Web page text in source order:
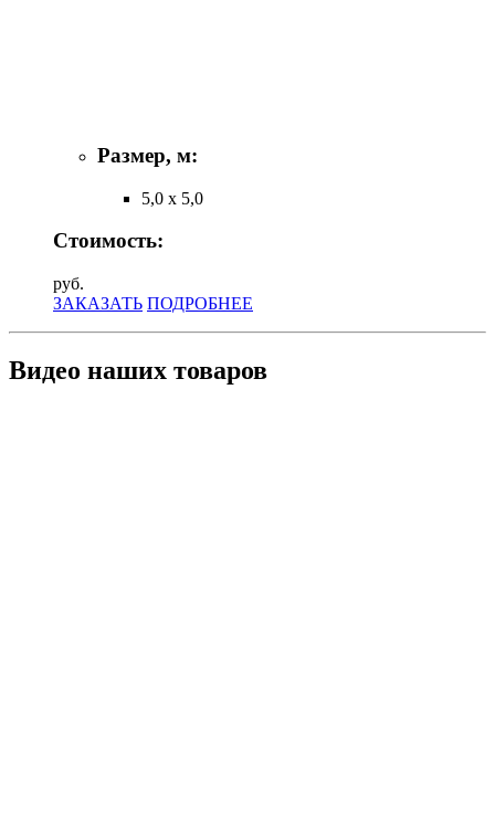
Размер, м:
5,0 х 5,0
Стоимость:
руб.
ЗАКАЗАТЬ ПОДРОБНЕЕ
Видео наших товаров